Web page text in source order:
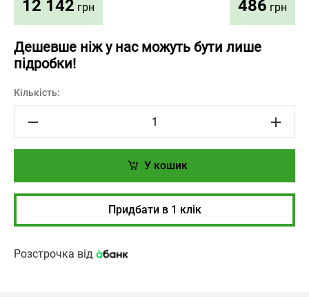
12 142 грн 486 грн
Дешевше ніж у нас можуть бути лише
підробки!
Кількість:
У кошик
Придбати в 1 клік
Розстрочка від